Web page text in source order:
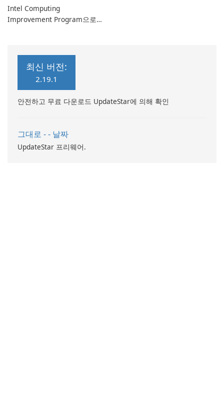
Intel Computing
Improvement Program으로
최신 버전:
2.19.1
안전하고 무료 다운로드 UpdateStar에 의해 확인
그대로 - - 날짜
UpdateStar 프리웨어.